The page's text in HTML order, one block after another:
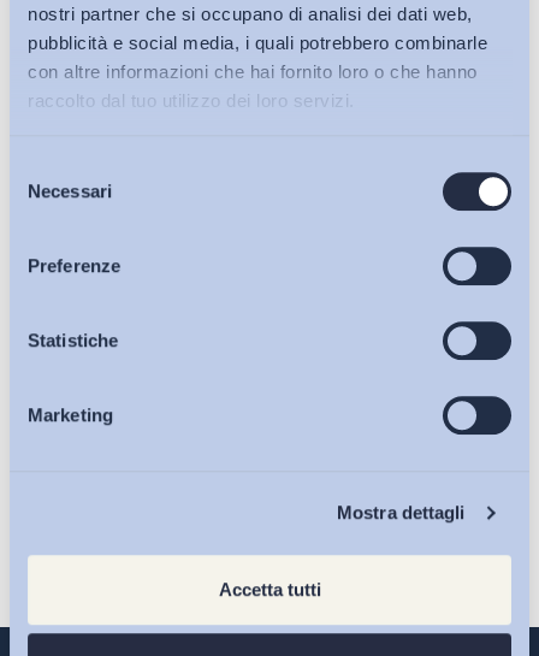
nostri partner che si occupano di analisi dei dati web,
pubblicità e social media, i quali potrebbero combinarle
con altre informazioni che hai fornito loro o che hanno
raccolto dal tuo utilizzo dei loro servizi.
delNecessari
Preferenze
Statistiche
Marketing
Mostra dettagli
Accetta tutti
Bollettini ADAPT
Articoli
Osservatori
Eventi
sulla pagina della